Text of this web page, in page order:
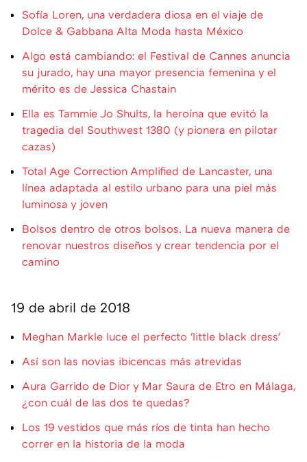
Sofía Loren, una verdadera diosa en el viaje de
Dolce & Gabbana Alta Moda hasta México
Algo está cambiando: el Festival de Cannes anuncia
su jurado, hay una mayor presencia femenina y el
mérito es de Jessica Chastain
Ella es Tammie Jo Shults, la heroína que evitó la
tragedia del Southwest 1380 (y pionera en pilotar
cazas)
Total Age Correction Amplified de Lancaster, una
línea adaptada al estilo urbano para una piel más
luminosa y joven
Bolsos dentro de otros bolsos. La nueva manera de
renovar nuestros diseños y crear tendencia por el
camino
19 de abril de 2018
Meghan Markle luce el perfecto 'little black dress'
Así son las novias ibicencas más atrevidas
Aura Garrido de Dior y Mar Saura de Etro en Málaga,
¿con cuál de las dos te quedas?
Los 19 vestidos que más ríos de tinta han hecho
correr en la historia de la moda